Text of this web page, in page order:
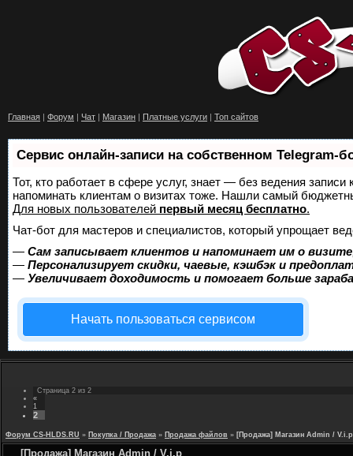
Главная | Форум | Чат | Магазин | Платные услуги | Топ сайтов
Сервис онлайн-записи на собственном Telegram-
Тот, кто работает в сфере услуг, знает — без ведения
напоминать клиентам о визитах тоже. Нашли самый
Для новых пользователей первый месяц бесплатно.
Чат-бот для мастеров и специалистов, который упрощает
— Сам записывает клиентов и напоминает им о
— Персонализирует скидки, чаевые, кэшбэк и
— Увеличивает доходимость и помогает больше
Начать пользоваться сервисом
Страница 2 из 2
«
1
2
Форум CS-HLDS.RU » Покупка / Продажа » Продажа файлов » [Продажа] Магазин Admin / V.i.p
[Продажа] Магазин Admin / V.i.p